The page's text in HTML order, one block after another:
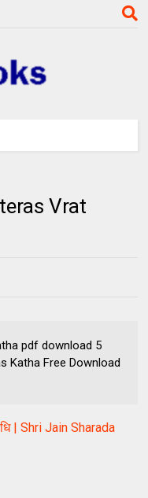
Vrat
pdf download 5
Katha Free Download
| Shri Jain Sharada